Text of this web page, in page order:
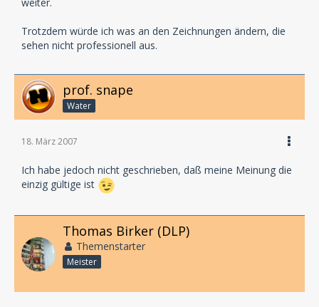
Trotzdem würde ich was an den Zeichnungen ändern, die
sehen nicht professionell aus.
prof. snape
Water
18. März 2007
Ich habe jedoch nicht geschrieben, daß meine Meinung die
einzig gültige ist
Thomas Birker (DLP)
Themenstarter
Meister